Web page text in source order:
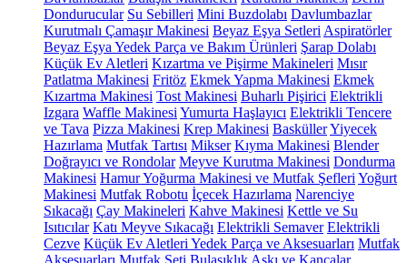
Dondurucular Su Sebilleri Mini Buzdolabı Davlumbazlar
Kurutmalı Çamaşır Makinesi Beyaz Eşya Setleri Aspiratörler
Beyaz Eşya Yedek Parça ve Bakım Ürünleri Şarap Dolabı
Küçük Ev Aletleri Kızartma ve Pişirme Makineleri Mısır
Patlatma Makinesi Fritöz Ekmek Yapma Makinesi Ekmek
Kızartma Makinesi Tost Makinesi Buharlı Pişirici Elektrikli
Izgara Waffle Makinesi Yumurta Haşlayıcı Elektrikli Tencere
ve Tava Pizza Makinesi Krep Makinesi BasküllerYiyecek
Hazırlama Mutfak Tartısı Mikser Kıyma Makinesi Blender
Doğrayıcı ve Rondolar Meyve Kurutma Makinesi Dondurma
Makinesi Hamur Yoğurma Makinesi ve Mutfak Şefleri Yoğurt
Makinesi Mutfak Robotu İçecek Hazırlama Narenciye
Sıkacağı Çay Makineleri Kahve Makinesi Kettle ve Su
Isıtıcılar Katı Meyve Sıkacağı Elektrikli Semaver Elektrikli
Cezve Küçük Ev Aletleri Yedek Parça ve Aksesuarları Mutfak
Aksesuarları Mutfak Seti Bulaşıklık Askı ve Kancalar